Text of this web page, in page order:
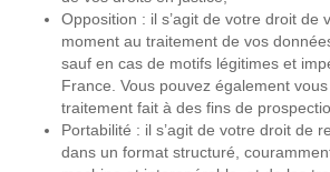
Opposition : il s’agit de votre droit de
moment au traitement de vos
sauf en cas de motifs légitimes et
France. Vous pouvez également
traitement fait à des fins de
Portabilité : il s’agit de votre droit de
dans un format structuré,